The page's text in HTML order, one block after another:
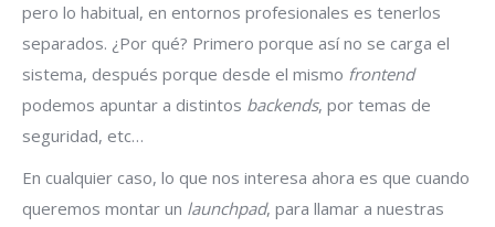
pero lo habitual, en entornos profesionales es tenerlos
separados. ¿Por qué? Primero porque así no se carga el
sistema, después porque desde el mismo frontend
podemos apuntar a distintos backends, por temas de
seguridad, etc…
En cualquier caso, lo que nos interesa ahora es que cuando
queremos montar un launchpad, para llamar a nuestras